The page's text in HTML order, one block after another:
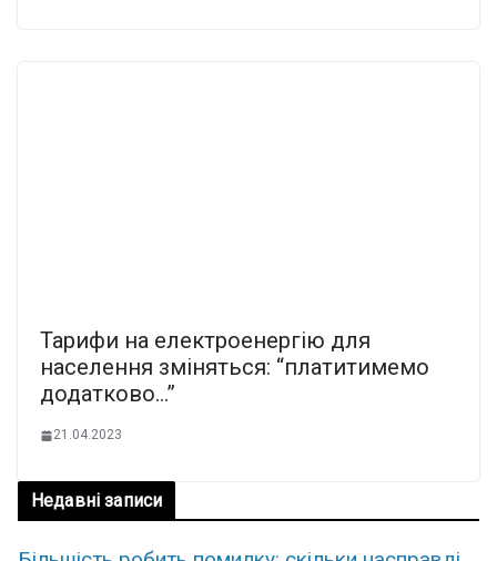
Тарифи на електроенергію для
населення зміняться: “платитимемо
додатково…”
21.04.2023
Недавні записи